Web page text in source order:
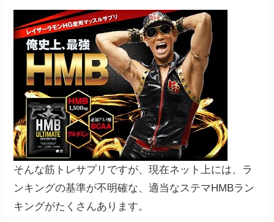
そんな筋トレサプリですが、現在ネット上には、ラ
ンキングの基準が不明確な、適当なステマHMBラン
キングがたくさんあります。